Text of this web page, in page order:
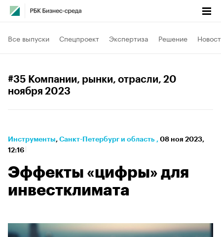
Все выпуски Спецпроект Экспертиза Решение
#35 Компании, рынки, отрасли, 20
ноября 2023
Инструменты⁠, Санкт-Петербург и область , 08 ноя 2023,
12:16
Эффекты «цифры» для
инвестклимата